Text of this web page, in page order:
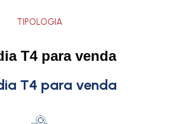
TIPOLOGIA
T4 para venda
T4 para venda